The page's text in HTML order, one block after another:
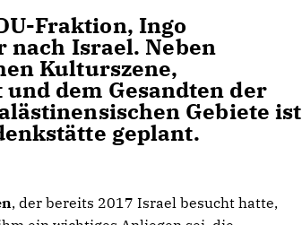
Fraktion, Ingo
nach Israel. Neben
Kulturszene,
dem Gesandten der
Gebiete ist
geplant.
, der bereits 2017 Israel besucht hatte,